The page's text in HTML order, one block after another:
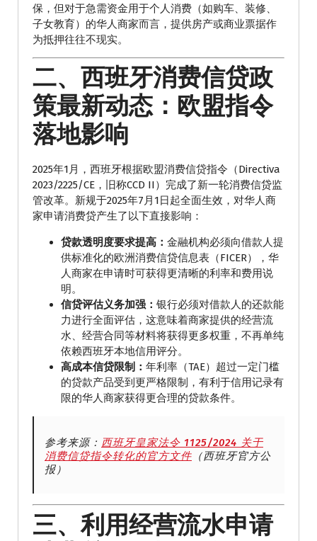
保，但对于急需资金用于个人消费（如购车、装修、
子女教育）的华人商家而言，提供房产或商业票据作
为抵押往往不现实。
二、西班牙消费信贷政
策最新动态：欧盟指令
落地影响
2025年1月，西班牙根据欧盟消费信贷指令（Directiva
2023/2225/CE，旧称CCD II）完成了新一轮消费信贷监
管改革。新规于2025年7月1日起全面生效，对华人商
家申请消费贷产生了以下直接影响：
贷款透明度要求提高： 金融机构必须向借款人提
供标准化的欧洲消费信贷信息表（FICER），华
人商家在申请时可获得更清晰的利率和费用说
明。
信贷评估义务加强： 银行必须对借款人的还款能
力进行全面评估，这意味着商家提供的经营流
水、经营合同等材料将获得更多权重，不再单纯
依赖西班牙本地信用评分。
高成本信贷限制： 年利率（TAE）超过一定门槛
的贷款产品受到更严格限制，有利于信用记录有
限的华人商家获得更合理的贷款条件。
参考来源： 西班牙皇家法令 1125/2024 关于
消费信贷指令转化的官方文件 （西班牙官方公
报）
三、利用经营流水申请